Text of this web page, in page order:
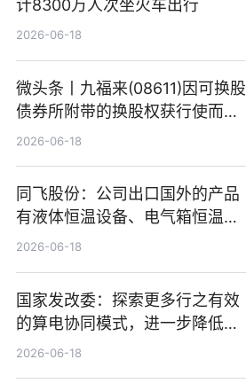
计8300万人次坐火车出行
2026-06-18
微头条丨九福来(08611)因可换股
债券所附带的换股权获行使而发
行5200万股
2026-06-18
同飞股份：公司出口国外的产品
有液体恒温设备、电气箱恒温装
置、纯水冷却单元和特种换热器
2026-06-18
国家发改委：探索更多行之有效
的算电协同模式，进一步降低网
络传输时延_最资讯
2026-06-18